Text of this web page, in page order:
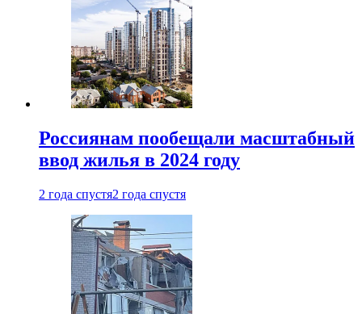
Россиянам пообещали масштабный
ввод жилья в 2024 году
2 года спустя2 года спустя